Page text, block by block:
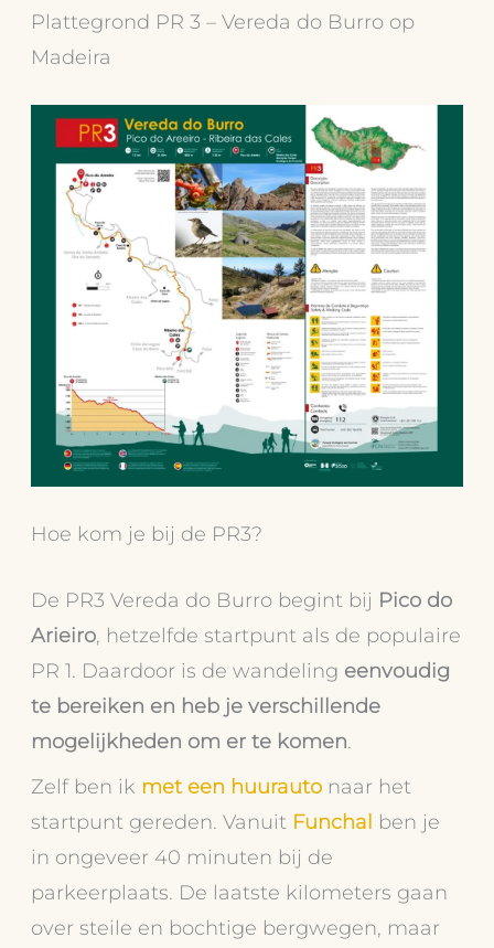
Plattegrond PR 3 – Vereda do Burro op
Madeira
Hoe kom je bij de PR3?
De PR3 Vereda do Burro begint bij Pico do
Arieiro, hetzelfde startpunt als de populaire
PR 1. Daardoor is de wandeling eenvoudig
te bereiken en heb je verschillende
mogelijkheden om er te komen.
Zelf ben ik met een huurauto naar het
startpunt gereden. Vanuit Funchal ben je
in ongeveer 40 minuten bij de
parkeerplaats. De laatste kilometers gaan
over steile en bochtige bergwegen, maar